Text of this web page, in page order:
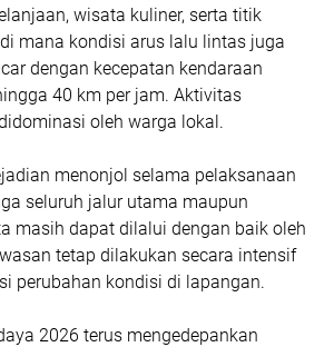
wisata kuliner, serta titik
mana kondisi arus lalu lintas juga
dengan kecepatan kendaraan
40 km per jam. Aktivitas
oleh warga lokal.
menonjol selama pelaksanaan
seluruh jalur utama maupun
masih dapat dilalui dengan baik oleh
tetap dilakukan secara intensif
perubahan kondisi di lapangan.
2026 terus mengedepankan